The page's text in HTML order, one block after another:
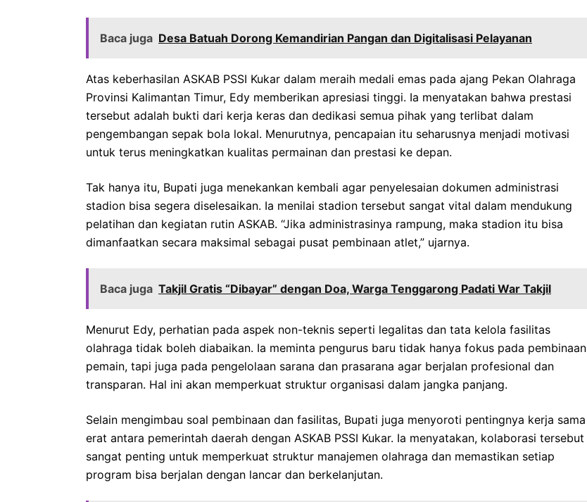
Baca juga Desa Batuah Dorong Kemandirian Pangan dan Digitalisasi Pelayanan
Atas keberhasilan ASKAB PSSI Kukar dalam meraih medali emas pada ajang Pekan Olahraga
Provinsi Kalimantan Timur, Edy memberikan apresiasi tinggi. Ia menyatakan bahwa prestasi
tersebut adalah bukti dari kerja keras dan dedikasi semua pihak yang terlibat dalam
pengembangan sepak bola lokal. Menurutnya, pencapaian itu seharusnya menjadi motivasi
untuk terus meningkatkan kualitas permainan dan prestasi ke depan.
Tak hanya itu, Bupati juga menekankan kembali agar penyelesaian dokumen administrasi
stadion bisa segera diselesaikan. Ia menilai stadion tersebut sangat vital dalam mendukung
pelatihan dan kegiatan rutin ASKAB. “Jika administrasinya rampung, maka stadion itu bisa
dimanfaatkan secara maksimal sebagai pusat pembinaan atlet,” ujarnya.
Baca juga Takjil Gratis “Dibayar” dengan Doa, Warga Tenggarong Padati War Takjil
Menurut Edy, perhatian pada aspek non-teknis seperti legalitas dan tata kelola fasilitas
olahraga tidak boleh diabaikan. Ia meminta pengurus baru tidak hanya fokus pada pembinaan
pemain, tapi juga pada pengelolaan sarana dan prasarana agar berjalan profesional dan
transparan. Hal ini akan memperkuat struktur organisasi dalam jangka panjang.
Selain mengimbau soal pembinaan dan fasilitas, Bupati juga menyoroti pentingnya kerja sama
erat antara pemerintah daerah dengan ASKAB PSSI Kukar. Ia menyatakan, kolaborasi tersebut
sangat penting untuk memperkuat struktur manajemen olahraga dan memastikan setiap
program bisa berjalan dengan lancar dan berkelanjutan.